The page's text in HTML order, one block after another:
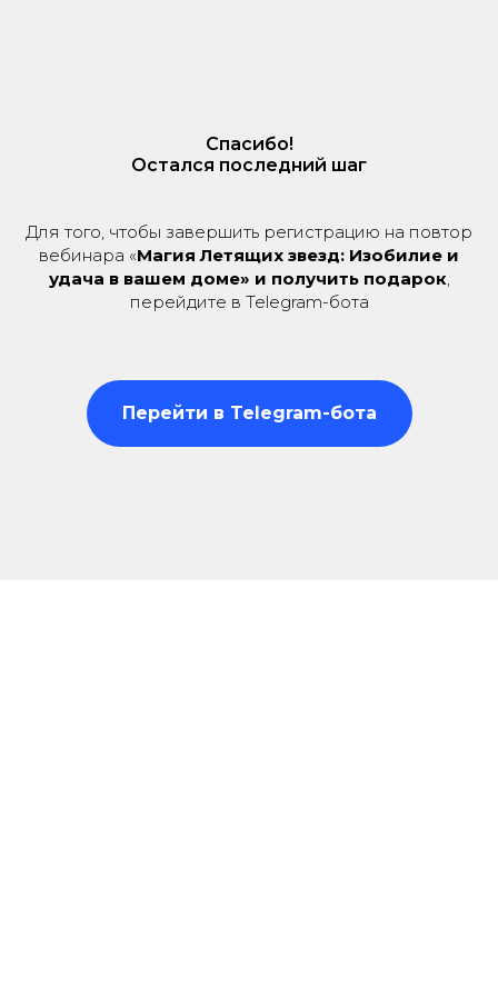
Спасибо!
Остался последний шаг
Для того, чтобы завершить регистрацию на повтор
вебинара «Магия Летящих звезд: Изобилие и
удача в вашем доме» и получить подарок,
перейдите в Telegram-бота
Перейти в Telegram-бота